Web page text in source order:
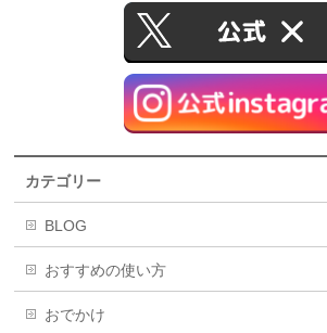
カテゴリー
BLOG
おすすめの使い方
おでかけ